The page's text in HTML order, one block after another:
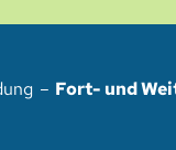
Fort- und